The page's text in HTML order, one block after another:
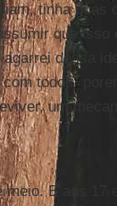
tinha duas
que isso
dessa
todos”
um
meio. E aos 17